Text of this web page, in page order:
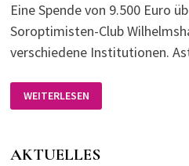
Eine Spende von 9.500 Euro
Soroptimisten-Club
verschiedene Institutionen.
SOROPTIMISTEN-
CLUB
SPENDETE
WEITERLESEN
AKTUELLES